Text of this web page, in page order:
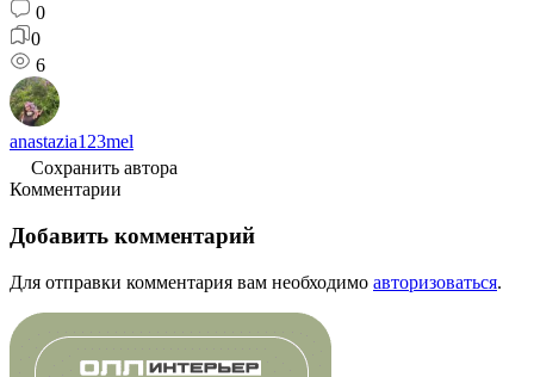
0
0
6
anastazia123mel
Сохранить автора
Комментарии
Добавить комментарий
Для отправки комментария вам необходимо авторизоваться.